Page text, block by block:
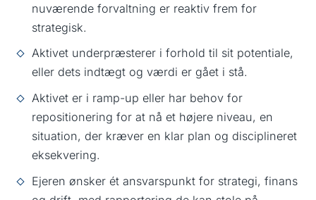
nuværende forvaltning er reaktiv frem for
strategisk.
Aktivet underpræsterer i forhold til sit potentiale,
eller dets indtægt og værdi er gået i stå.
Aktivet er i ramp-up eller har behov for
repositionering for at nå et højere niveau, en
situation, der kræver en klar plan og disciplineret
eksekvering.
Ejeren ønsker ét ansvarspunkt for strategi, finans